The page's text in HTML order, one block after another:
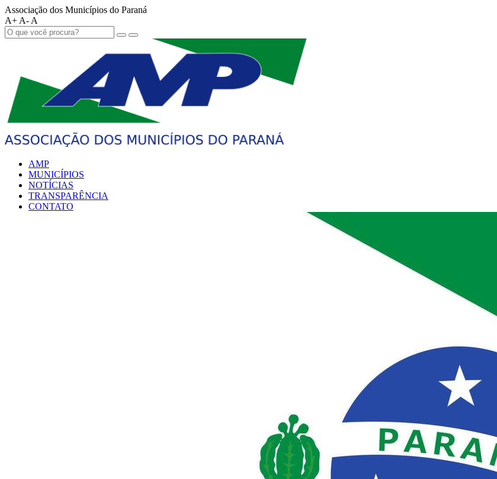
Associação dos Municípios do Paraná
A+ A- A
AMP
MUNICÍPIOS
NOTÍCIAS
TRANSPARÊNCIA
CONTATO